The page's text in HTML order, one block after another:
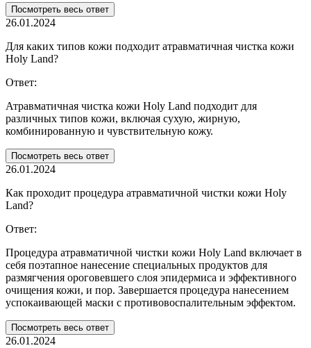
Посмотреть весь ответ
26.01.2024
Для каких типов кожи подходит атравматичная чистка кожи
Holy Land?
Ответ:
Атравматичная чистка кожи Holy Land подходит для
различных типов кожи, включая сухую, жирную,
комбинированную и чувствительную кожу.
Посмотреть весь ответ
26.01.2024
Как проходит процедура атравматичной чистки кожи Holy
Land?
Ответ:
Процедура атравматичной чистки кожи Holy Land включает в
себя поэтапное нанесение специальных продуктов для
размягчения ороговевшего слоя эпидермиса и эффективного
очищения кожи, и пор. Завершается процедура нанесением
успокаивающей маски с противовоспалительным эффектом.
Посмотреть весь ответ
26.01.2024